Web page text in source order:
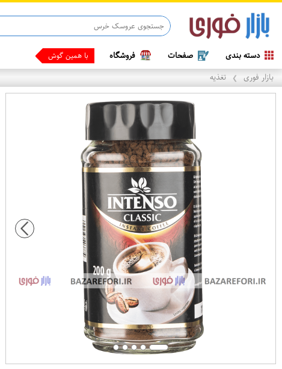
دسته بندی صفحات فروشگاه با همین گوشی که دستت
بازار فوری ❯ تغذیه